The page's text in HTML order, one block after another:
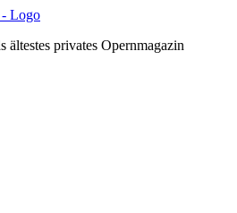
ältestes privates Opernmagazin